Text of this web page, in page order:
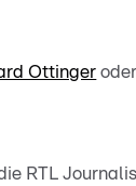
Ottinger
RTL